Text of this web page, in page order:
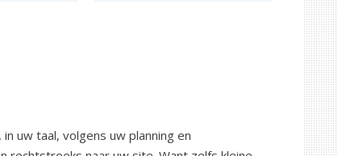
uw taal, volgens uw planning en